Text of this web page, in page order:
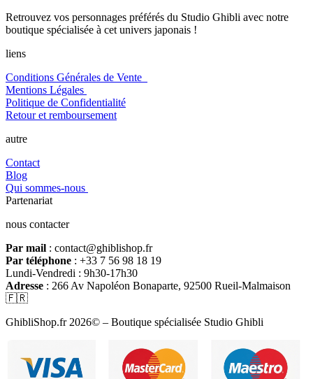
Retrouvez vos personnages préférés du Studio Ghibli avec notre
boutique spécialisée à cet univers japonais !
liens
Conditions Générales de Vente
Mentions Légales
Politique de Confidentialité
Retour et remboursement
autre
Contact
Blog
Qui sommes-nous
Partenariat
nous contacter
Par mail : contact@ghiblishop.fr
Par téléphone : +33 7 56 98 18 19
Lundi-Vendredi : 9h30-17h30
Adresse : 266 Av Napoléon Bonaparte, 92500 Rueil-Malmaison
🇫🇷
GhibliShop.fr 2026© – Boutique spécialisée Studio Ghibli